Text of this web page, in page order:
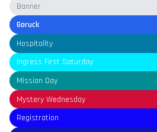
Banner
Goruck
Hospitality
Ingress First Saturday
Mission Day
Mystery Wednesday
Registration